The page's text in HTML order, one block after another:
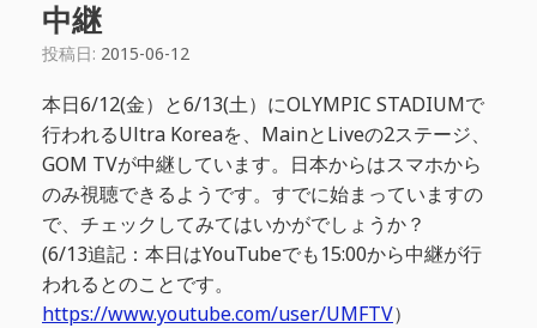
中継
投稿日: 2015-06-12
本日6/12(金）と6/13(土）にOLYMPIC STADIUMで
行われるUltra Koreaを、MainとLiveの2ステージ、
GOM TVが中継しています。日本からはスマホから
のみ視聴できるようです。すでに始まっていますの
で、チェックしてみてはいかがでしょうか？
(6/13追記：本日はYouTubeでも15:00から中継が行
われるとのことです。
https://www.youtube.com/user/UMFTV）